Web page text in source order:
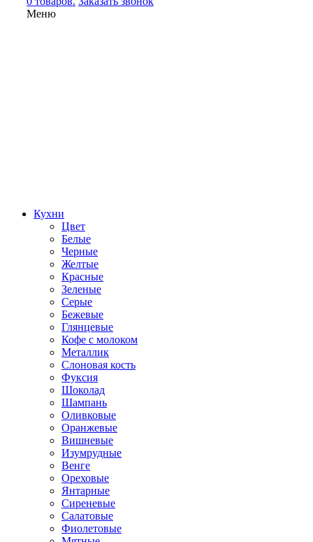
Меню
Кухни
Цвет
Белые
Черные
Желтые
Красные
Зеленые
Серые
Бежевые
Глянцевые
Кофе с молоком
Металлик
Слоновая кость
Фуксия
Шоколад
Шампань
Оливковые
Оранжевые
Вишневые
Изумрудные
Венге
Ореховые
Янтарные
Сиреневые
Салатовые
Фиолетовые